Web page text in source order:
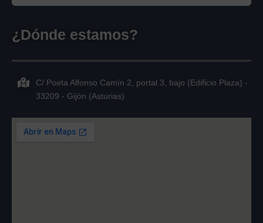
¿Dónde estamos?
C/ Poeta Alfonso Camín 2, portal 3, bajo (Edificio Plaza) -
33209 - Gijón (Asturias)